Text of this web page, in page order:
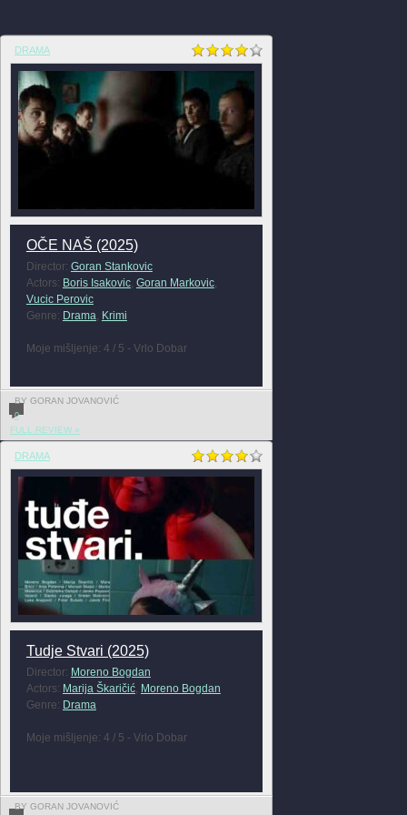
DRAMA
OČE NAŠ (2025)
Director: Goran Stankovic
Actors: Boris Isakovic, Goran Markovic,
Vucic Perovic
Genre: Drama, Krimi
Moje mišljenje: 4 / 5 - Vrlo Dobar
BY GORAN JOVANOVIĆ
0
FULL REVIEW »
DRAMA
Tudje Stvari (2025)
Director: Moreno Bogdan
Actors: Marija Škaričić, Moreno Bogdan
Genre: Drama
Moje mišljenje: 4 / 5 - Vrlo Dobar
BY GORAN JOVANOVIĆ